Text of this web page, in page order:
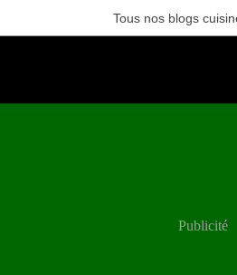
Tous nos blogs
Publicité